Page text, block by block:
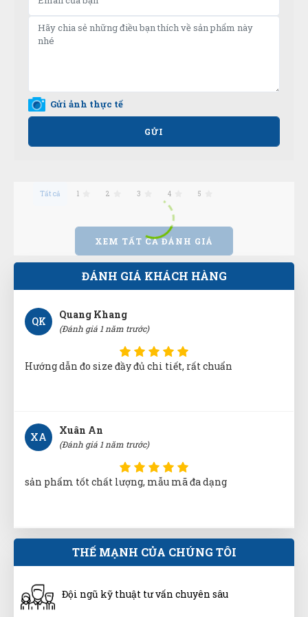
Gửi ảnh thực tế
GỬI
Tất cả 1 2 3 4 5
XEM TẤT CẢ ĐÁNH GIÁ
ĐÁNH GIÁ KHÁCH HÀNG
TT
Phải chi biết chỗ này sớm thì tui đâu có mất tiền oan
Hàng xin sò nha mọi người nên mua giao hàng
Quang Khang
Hướng dẫn đo size đầy đủ chi tiết, rất chuẩn
sản phẩm tốt chất lượng, mẫu mã đa dạng
Đi 5 shop xem chỉ thấy mỗi shop phân biệt hàng
chuẩn
THẾ MẠNH CỦA CHÚNG TÔI
Đội ngũ kỹ thuật tư vấn chuyên sâu